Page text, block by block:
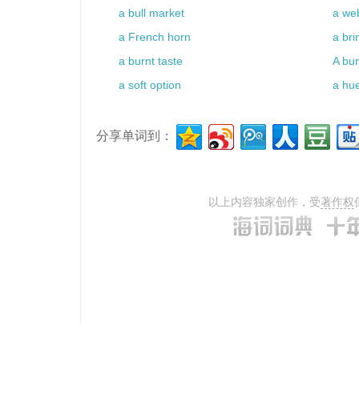
a bull market
a
a French horn
a
a burnt taste
A
a soft option
a
分享单词到：
以上内容独家创作，受著作权